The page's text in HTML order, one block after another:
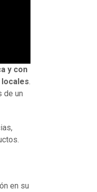
y con
.
de un
en su